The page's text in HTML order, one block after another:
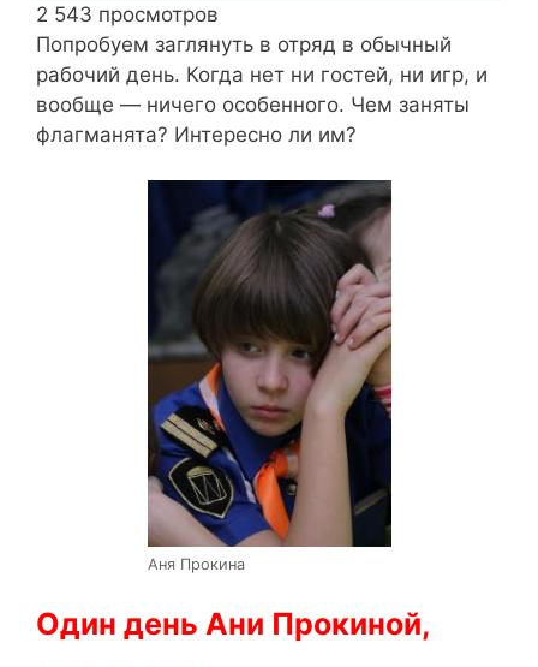
2 543 просмотров
Попробуем заглянуть в отряд в обычный
рабочий день. Когда нет ни гостей, ни игр, и
вообще — ничего особенного. Чем заняты
флагманята? Интересно ли им?
Аня Прокина
Один день Ани Прокиной,